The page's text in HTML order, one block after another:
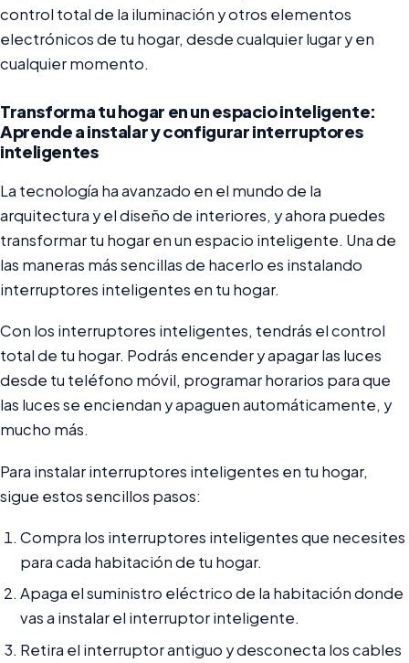
control total de la iluminación y otros elementos
electrónicos de tu hogar, desde cualquier lugar y en
cualquier momento.
Transforma tu hogar en un espacio inteligente:
Aprende a instalar y configurar interruptores
inteligentes
La tecnología ha avanzado en el mundo de la
arquitectura y el diseño de interiores, y ahora puedes
transformar tu hogar en un espacio inteligente. Una de
las maneras más sencillas de hacerlo es instalando
interruptores inteligentes en tu hogar.
Con los interruptores inteligentes, tendrás el control
total de tu hogar. Podrás encender y apagar las luces
desde tu teléfono móvil, programar horarios para que
las luces se enciendan y apaguen automáticamente, y
mucho más.
Para instalar interruptores inteligentes en tu hogar,
sigue estos sencillos pasos:
Compra los interruptores inteligentes que necesites
para cada habitación de tu hogar.
Apaga el suministro eléctrico de la habitación donde
vas a instalar el interruptor inteligente.
Retira el interruptor antiguo y desconecta los cables